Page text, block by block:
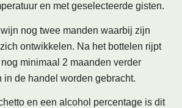
en met geselecteerde gisten.
nog twee manden waarbij zijn
ontwikkelen. Na het bottelen rijpt
minimaal 2 maanden verder
in de handel worden gebracht.
en een alcohol percentage is dit